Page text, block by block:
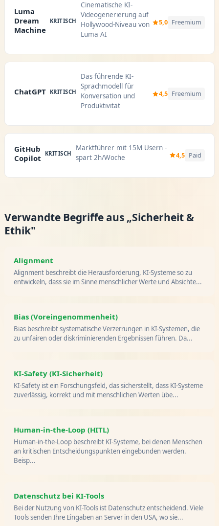
Luma
Dream
Machine
KRITISCH
Cinematische KI-
Videogenerierung auf
Hollywood-Niveau von
Luma AI
5,0 Freemium
ChatGPT KRITISCH
Das führende KI-
Sprachmodell für
Konversation und
Produktivität
4,5 Freemium
GitHub
Copilot
KRITISCH
Marktführer mit 15M Usern -
spart 2h/Woche
4,5 Paid
Verwandte Begriffe aus „Sicherheit &
Ethik"
Alignment
Alignment beschreibt die Herausforderung, KI-Systeme so zu
entwickeln, dass sie im Sinne menschlicher Werte und Absichte...
Bias (Voreingenommenheit)
Bias beschreibt systematische Verzerrungen in KI-Systemen, die
zu unfairen oder diskriminierenden Ergebnissen führen. Da...
KI-Safety (KI-Sicherheit)
KI-Safety ist ein Forschungsfeld, das sicherstellt, dass KI-Systeme
zuverlässig, korrekt und mit menschlichen Werten übe...
Human-in-the-Loop (HITL)
Human-in-the-Loop beschreibt KI-Systeme, bei denen Menschen
an kritischen Entscheidungspunkten eingebunden werden.
Beisp...
Datenschutz bei KI-Tools
Bei der Nutzung von KI-Tools ist Datenschutz entscheidend. Viele
Tools senden Ihre Eingaben an Server in den USA, wo sie...